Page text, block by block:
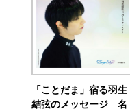
「ことだま」宿る羽生
結弦のメッセージ 名